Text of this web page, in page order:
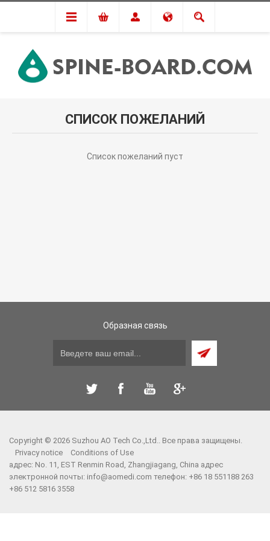
СПИСОК ПОЖЕЛАНИЙ
Список пожеланий пуст
Образная связь
Copyright © 2026 Suzhou AO Tech Co.,Ltd.. Все права защищены.
Privacy notice
Conditions of Use
адрес: No. 11, EST Renmin Road, Zhangjiagang, China адрес
электронной почты: info@aomedi.com телефон: +86 18 551188 263
+86 512 5816 3558